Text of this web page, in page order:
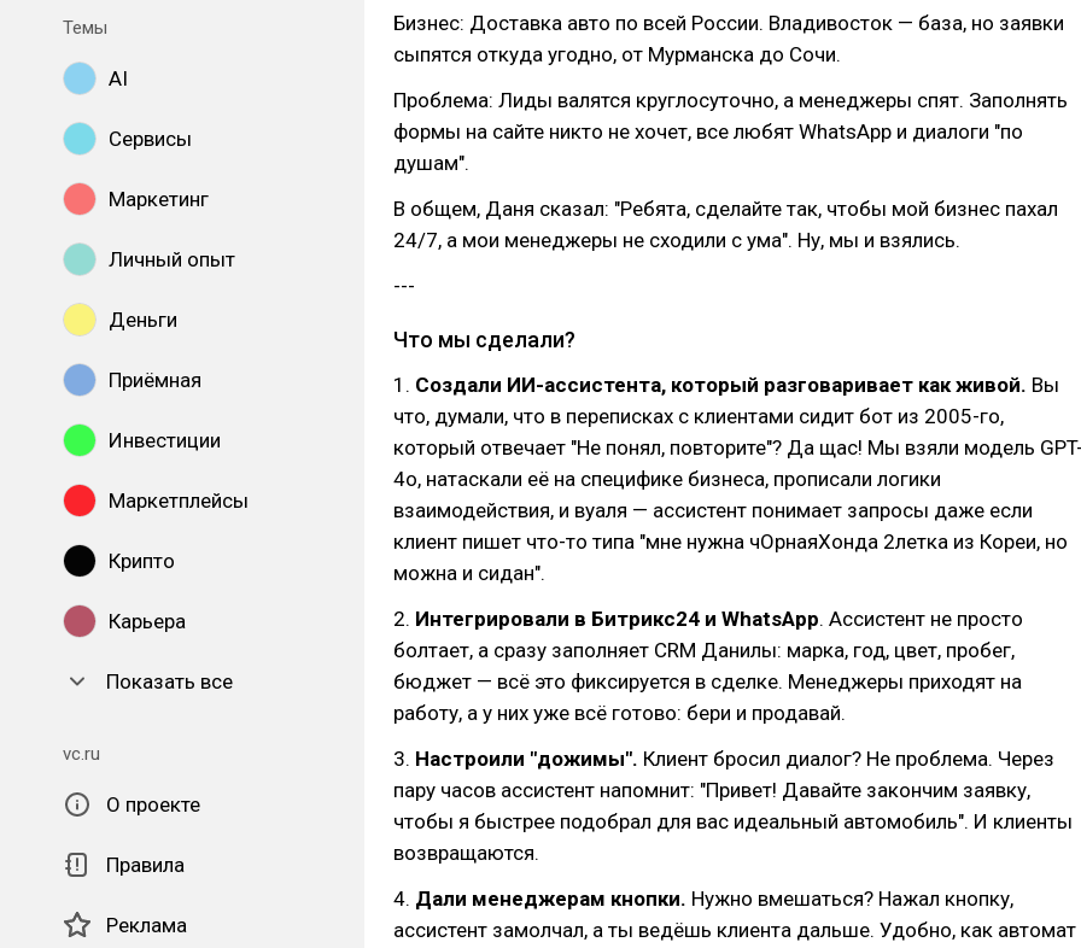
Темы
AI
Сервисы
Маркетинг
Личный опыт
Деньги
Приёмная
Инвестиции
Маркетплейсы
Крипто
Карьера
Показать все
vc.ru
О проекте
Правила
Реклама
Бизнес: Доставка авто по всей России. Владивосток — база, но заявки
сыпятся откуда угодно, от Мурманска до Сочи.
Проблема: Лиды валятся круглосуточно, а менеджеры спят. Заполнять
формы на сайте никто не хочет, все любят WhatsApp и диалоги "по
душам".
В общем, Даня сказал: "Ребята, сделайте так, чтобы мой бизнес пахал
24/7, а мои менеджеры не сходили с ума". Ну, мы и взялись.
---
Что мы сделали?
1. Создали ИИ-ассистента, который разговаривает как живой. Вы
что, думали, что в переписках с клиентами сидит бот из 2005-го,
который отвечает "Не понял, повторите"? Да щас! Мы взяли модель
4o, натаскали её на специфике бизнеса, прописали логики
взаимодействия, и вуаля — ассистент понимает запросы даже если
клиент пишет что-то типа "мне нужна чОрнаяХонда 2летка из Кореи, но
можна и сидан".
2. Интегрировали в Битрикс24 и WhatsApp. Ассистент не просто
болтает, а сразу заполняет CRM Данилы: марка, год, цвет, пробег,
бюджет — всё это фиксируется в сделке. Менеджеры приходят на
работу, а у них уже всё готово: бери и продавай.
3. Настроили "дожимы". Клиент бросил диалог? Не проблема. Через
пару часов ассистент напомнит: "Привет! Давайте закончим заявку,
чтобы я быстрее подобрал для вас идеальный автомобиль". И клиенты
возвращаются.
4. Дали менеджерам кнопки. Нужно вмешаться? Нажал кнопку,
ассистент замолчал, а ты ведёшь клиента дальше. Удобно, как автомат